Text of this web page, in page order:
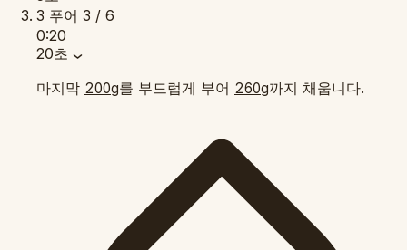
3 푸어 3 / 6
0:20
20초
마지막 200g를 부드럽게 부어 260g까지 채웁니다.